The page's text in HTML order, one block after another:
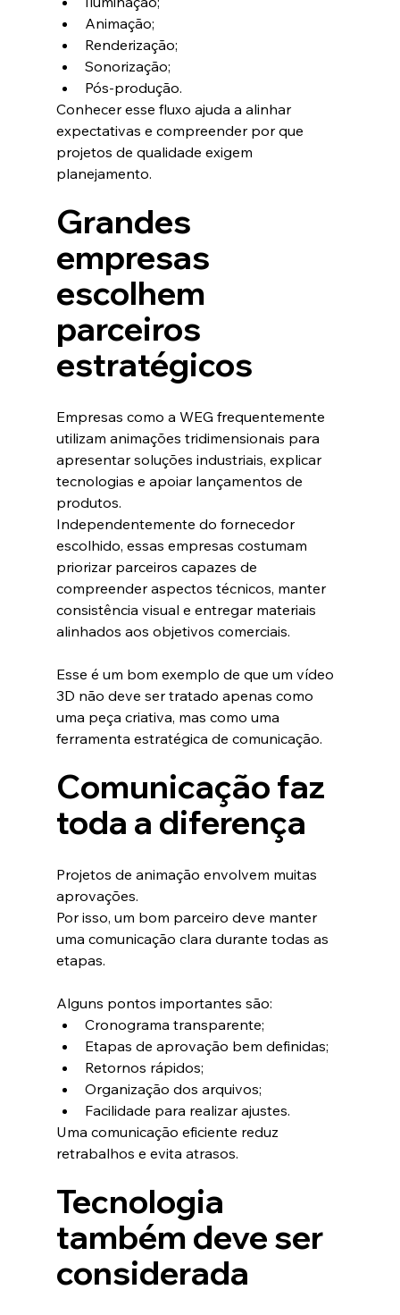
Animação;
Renderização;
Sonorização;
Pós-produção.
Conhecer esse fluxo ajuda a alinhar
expectativas e compreender por que
projetos de qualidade exigem
planejamento.
Grandes
empresas
escolhem
parceiros
estratégicos
Empresas como a WEG frequentemente
utilizam animações tridimensionais para
apresentar soluções industriais, explicar
tecnologias e apoiar lançamentos de
produtos.
Independentemente do fornecedor
escolhido, essas empresas costumam
priorizar parceiros capazes de
compreender aspectos técnicos, manter
consistência visual e entregar materiais
alinhados aos objetivos comerciais.
Esse é um bom exemplo de que um vídeo
3D não deve ser tratado apenas como
uma peça criativa, mas como uma
ferramenta estratégica de comunicação.
Comunicação faz
toda a diferença
Projetos de animação envolvem muitas
aprovações.
Por isso, um bom parceiro deve manter
uma comunicação clara durante todas as
etapas.
Alguns pontos importantes são:
Cronograma transparente;
Etapas de aprovação bem definidas;
Retornos rápidos;
Organização dos arquivos;
Facilidade para realizar ajustes.
Uma comunicação eficiente reduz
retrabalhos e evita atrasos.
Tecnologia
também deve ser
considerada